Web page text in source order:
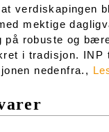
verdiskapingen
mektige
robuste og
i tradisjon. INP
nedenfra.,